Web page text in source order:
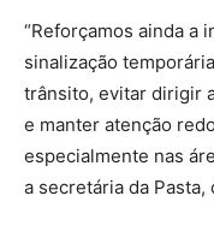
“Reforçamos ainda a
sinalização
trânsito, evitar dirigir
e manter atenção
especialmente nas
a secretária da